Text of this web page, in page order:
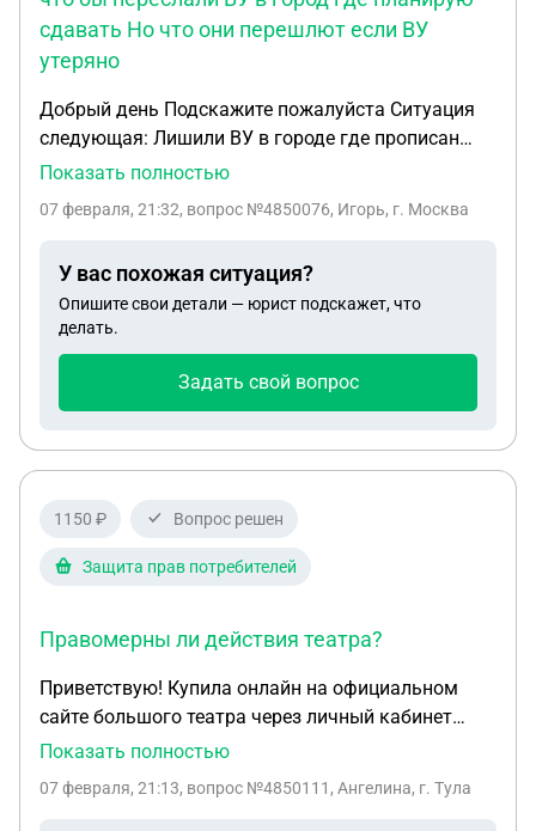
сдавать Но что они перешлют если ВУ
утеряно
Добрый день Подскажите пожалуйста Ситуация
следующая: Лишили ВУ в городе где прописан
Сейчас нахожусь в другом городе ( временной
написал заявление об утери Вопрос такой: могу
проживаю и получить ВУ ? Читал что нужно какое
то заявление писать что бы переслали ВУ в город
где планирую сдавать Но что они перешлют если
Показать полностью
07 февраля, 21:32, вопрос №4850076, Игорь, г. Москва
У вас похожая ситуация?
Опишите свои детали — юрист подскажет, что
делать.
Задать свой вопрос
1150 ₽ Вопрос решен
Защита прав потребителей
Правомерны ли действия театра?
Приветствую! Купила онлайн на официальном
сайте большого театра через личный кабинет
билеты на спектакль себе и сестре. Все
использовались мои паспортные данные.
Показать полностью
07 февраля, 21:13, вопрос №4850111, Ангелина, г. Тула